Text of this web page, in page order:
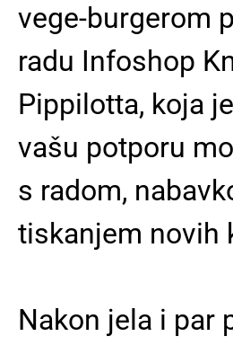
vege-burgerom
radu Infoshop
Pippilotta, koja
vašu potporu
s radom,
tiskanjem novih
Nakon jela i par